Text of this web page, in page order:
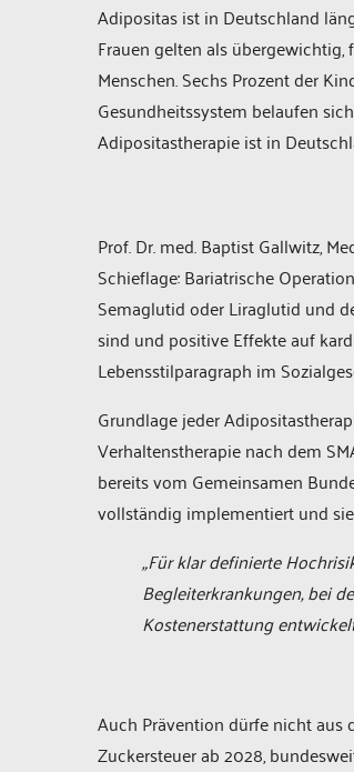
Adipositas ist in Deutschland
Frauen gelten als
Menschen. Sechs Prozent der
Gesundheitssystem belaufen
Adipositastherapie ist in
Prof. Dr. med. Baptist Gallwitz,
Schieflage: Bariatrische
Semaglutid oder Liraglutid und
sind und positive Effekte auf
Lebensstilparagraph im
Grundlage jeder
Verhaltenstherapie nach dem
bereits vom Gemeinsamen
vollständig implementiert und
„Für klar definierte
Begleiterkrankungen, bei
Kostenerstattung
Auch Prävention dürfe nicht aus
Zuckersteuer ab 2028,